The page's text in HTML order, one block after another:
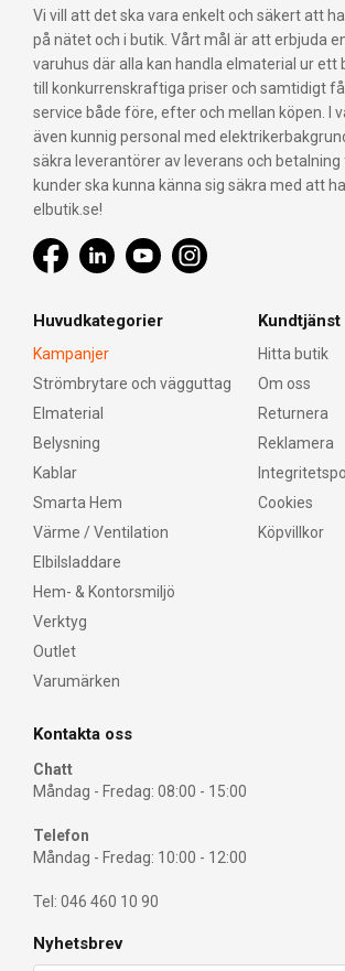
Vi vill att det ska vara enkelt och säkert att
på nätet och i butik. Vårt mål är att erbjuda
varuhus där alla kan handla elmaterial ur
till konkurrenskraftiga priser och samtidigt
service både före, efter och mellan köpen. I
även kunnig personal med
säkra leverantörer av leverans och
kunder ska kunna känna sig säkra med att
elbutik.se!
Huvudkategorier
Kampanjer
Strömbrytare och vägguttag
Elmaterial
Belysning
Kablar
Smarta Hem
Värme / Ventilation
Elbilsladdare
Hem- & Kontorsmiljö
Verktyg
Outlet
Varumärken
Kundtjänst
Hitta butik
Om oss
Returnera
Reklamera
Cookies
Köpvillkor
Kontakta oss
Chatt
Måndag - Fredag: 08:00 - 15:00
Telefon
Måndag - Fredag: 10:00 - 12:00
Tel: 046 460 10 90
Nyhetsbrev